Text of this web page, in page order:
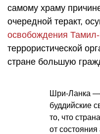
самому храму
очередной теракт,
освобождения
террористической
стране большую
Шри-Ланка —
буддийские
то, что
от состояния